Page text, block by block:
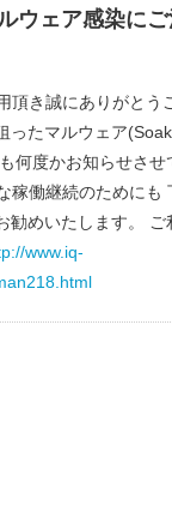
ウェア感染に
き誠にありがとう
ったマルウェア
何度かお知らせさせ
稼働継続のためにも
勧めいたします。 ご
www.iq-